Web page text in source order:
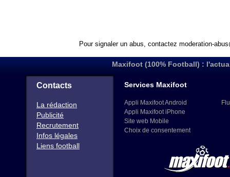
Pour signaler un abus, contactez moderation-
Maxifoot (100% Football) :
Contacts
La rédaction
Publicité
Recrutement
Infos légales
Liens football
Services Maxifoot
Appli Maxifoot Android
Appli Maxifoot iPhone
Site web Mobile
Choix de consentement